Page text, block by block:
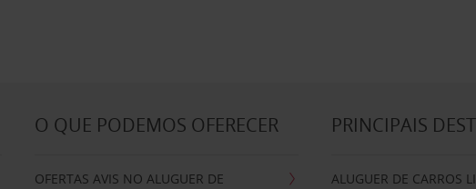
O QUE PODEMOS OFERECER
OFERTAS AVIS NO ALUGUER DE
PRINCIPAIS
ALUGUER DE CARROS